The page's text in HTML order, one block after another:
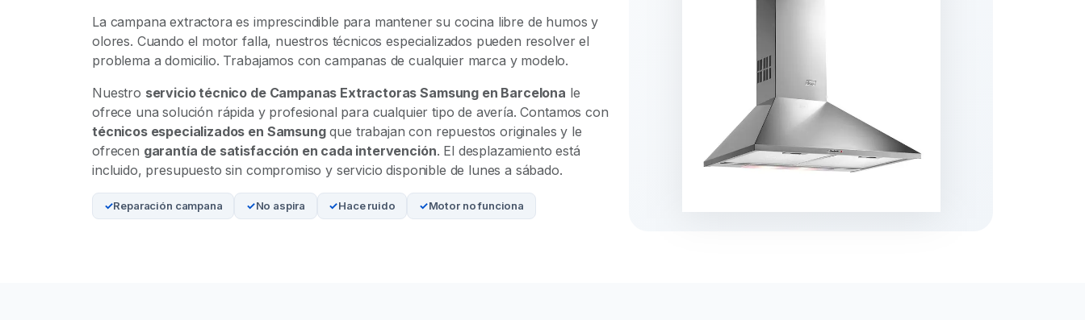
La campana extractora es imprescindible para mantener su cocina libre de humos y
olores. Cuando el motor falla, nuestros técnicos especializados pueden resolver el
problema a domicilio. Trabajamos con campanas de cualquier marca y modelo.
Nuestro servicio técnico de Campanas Extractoras Samsung en Barcelona le
ofrece una solución rápida y profesional para cualquier tipo de avería. Contamos con
técnicos especializados en Samsungque trabajan con repuestos originales y le
ofrecen garantía de satisfacción en cada intervención. El desplazamiento está
incluido, presupuesto sin compromiso y servicio disponible de lunes a sábado.
Reparación campana No aspira Hace ruido Motor no funciona